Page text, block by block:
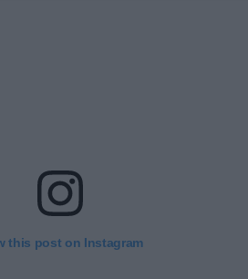
this post on Instagram